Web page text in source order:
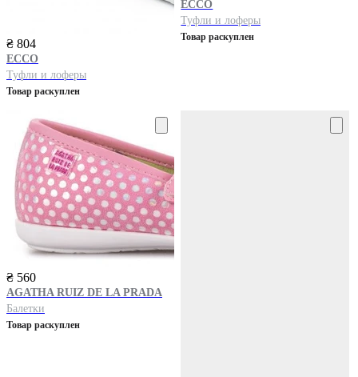
₴ 804
ECCO
Туфли и лоферы
Товар раскуплен
ECCO
Туфли и лоферы
Товар раскуплен
₴ 560
AGATHA RUIZ DE LA PRADA
Балетки
Товар раскуплен